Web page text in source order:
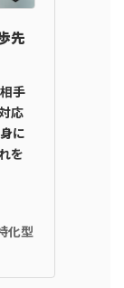
先
手
応
に
を
化型